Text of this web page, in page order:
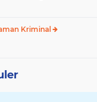
Kriminal